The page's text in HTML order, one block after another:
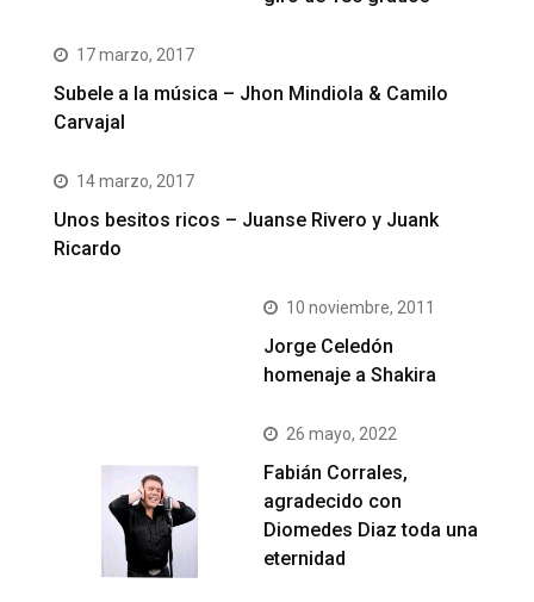
17 marzo, 2017
Subele a la música – Jhon Mindiola & Camilo
Carvajal
14 marzo, 2017
Unos besitos ricos – Juanse Rivero y Juank
Ricardo
10 noviembre, 2011
Jorge Celedón
homenaje a Shakira
26 mayo, 2022
Fabián Corrales,
agradecido con
Diomedes Diaz toda una
eternidad